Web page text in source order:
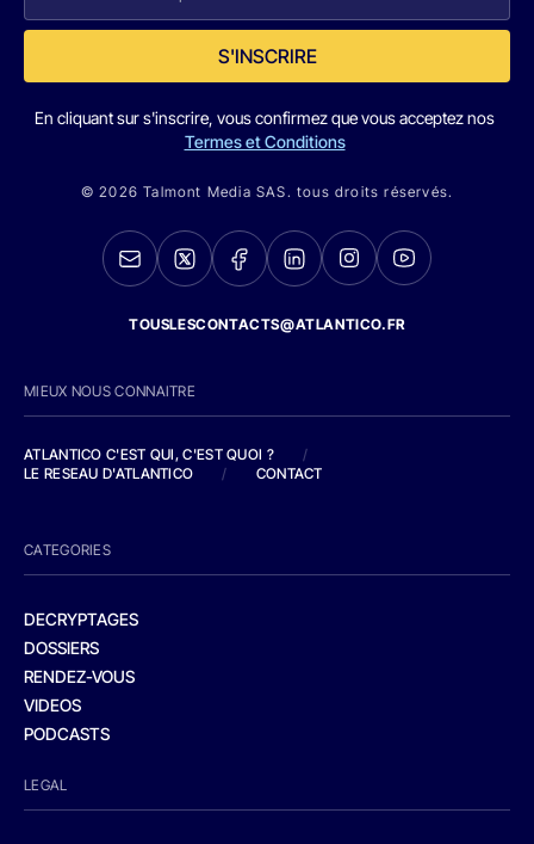
S'INSCRIRE
En cliquant sur s'inscrire, vous confirmez que vous acceptez nos
Termes et Conditions
© 2026 Talmont Media SAS. tous droits réservés.
TOUSLESCONTACTS@ATLANTICO.FR
MIEUX NOUS CONNAITRE
ATLANTICO C'EST QUI, C'EST QUOI ?
/
LE RESEAU D'ATLANTICO
/ CONTACT
CATEGORIES
DECRYPTAGES
DOSSIERS
RENDEZ-VOUS
VIDEOS
PODCASTS
LEGAL